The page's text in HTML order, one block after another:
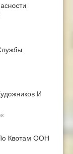
И
Квотам ООН